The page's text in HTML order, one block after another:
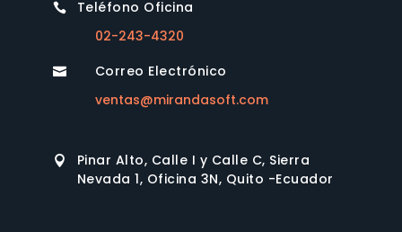

Teléfono Oficina
02-243-4320

Correo Electrónico
ventas@mirandasoft.com

Pinar Alto, Calle I y Calle C, Sierra
Nevada 1, Oficina 3N, Quito -Ecuador